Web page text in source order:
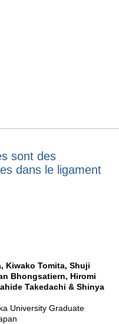
sont des
dans le ligament
Kiwako Tomita, Shuji
Bhongsatiern, Hiromi
Takedachi & Shinya
University Graduate